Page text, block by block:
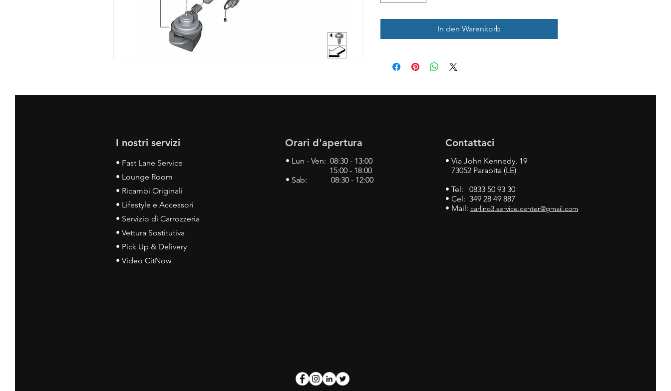
In den Warenkorb
I nostri servizi
• Fast Lane Service
• Lounge Room
• Ricambi Originali
• Lifestyle e Accessori
• Servizio di Carrozzeria
• Vettura Sostitutiva
• Pick Up & Delivery
• Video CitNow
Orari d'apertura
• Lun - Ven: 08:30 - 13:00
15:00 - 18:00
• Sab: 08:30 - 12:00
Contattaci
• Via John Kennedy, 19
73052 Parabita (LE)
• Tel: 0833 50 93 30
• Cel: 349 28 49 887
• Mail: carlino3.service.center@gmail.com